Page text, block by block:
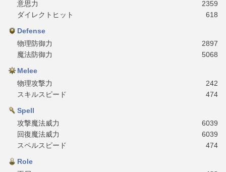
意思力
2359
ダイレクトヒット
618
Defense
物理防御力
2897
魔法防御力
5068
Melee
物理攻撃力
242
スキルスピード
474
Spell
攻撃魔法威力
6039
回復魔法威力
6039
スペルスピード
474
Role